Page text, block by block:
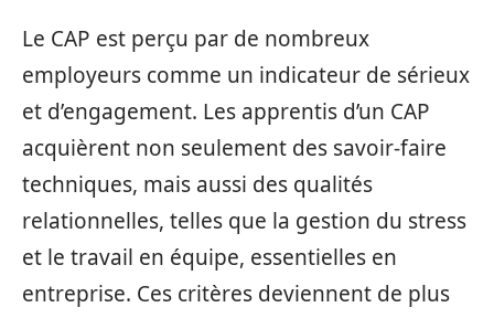
Le CAP est perçu par de nombreux
employeurs comme un indicateur de sérieux
et d’engagement. Les apprentis d’un CAP
acquièrent non seulement des savoir-faire
techniques, mais aussi des qualités
relationnelles, telles que la gestion du stress
et le travail en équipe, essentielles en
entreprise. Ces critères deviennent de plus